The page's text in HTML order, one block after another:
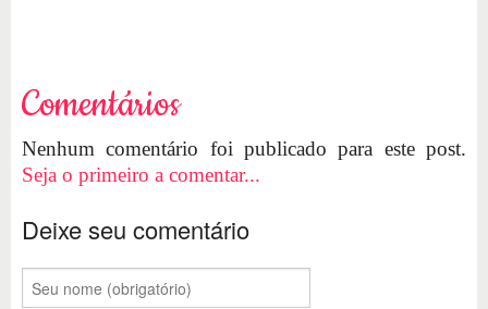
Comentários
Nenhum comentário foi publicado para este post.
Seja o primeiro a comentar...
Deixe seu comentário